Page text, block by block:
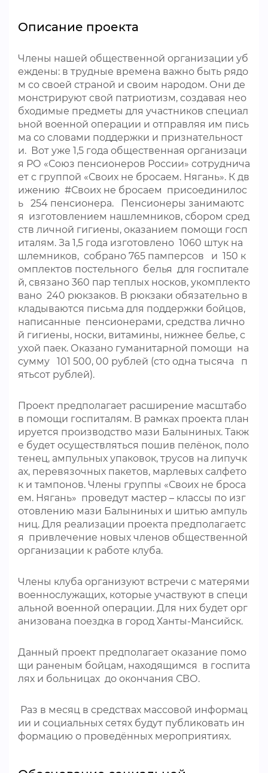
Описание проекта
Члены нашей общественной организации уб
еждены: в трудные времена важно быть рядо
м со своей страной и своим народом. Они де
монстрируют свой патриотизм, создавая нео
бходимые предметы для участников специал
ьной военной операции и отправляя им пись
ма со словами поддержки и признательност
и. Вот уже 1,5 года общественная организаци
я РО «Союз пенсионеров России» сотруднича
ет с группой «Своих не бросаем. Нягань». К дв
ижению #Своих не бросаем присоединилос
ь 254 пенсионера. Пенсионеры занимаютс
я изготовлением нашлемников, сбором сред
ств личной гигиены, оказанием помощи госп
италям. За 1,5 года изготовлено 1060 штук на
шлемников, собрано 765 памперсов и 150 к
омплектов постельного белья для госпитале
й, связано 360 пар теплых носков, укомплекто
вано 240 рюкзаков. В рюкзаки обязательно в
кладываются письма для поддержки бойцов,
написанные пенсионерами, средства лично
й гигиены, носки, витамины, нижнее белье, с
ухой паек. Оказано гуманитарной помощи на
сумму 101 500, 00 рублей (сто одна тысяча п
ятьсот рублей).
Проект предполагает расширение масштабо
в помощи госпиталям. В рамках проекта план
ируется производство мази Балыниных. Такж
е будет осуществляться пошив пелёнок, поло
тенец, ампульных упаковок, трусов на липучк
ах, перевязочных пакетов, марлевых салфето
к и тампонов. Члены группы «Своих не броса
ем. Нягань» проведут мастер – классы по изг
отовлению мази Балыниных и шитью ампуль
ниц. Для реализации проекта предполагаетс
я привлечение новых членов общественной
организации к работе клуба.
Члены клуба организуют встречи с матерями
военнослужащих, которые участвуют в специ
альной военной операции. Для них будет орг
анизована поездка в город Ханты-Мансийск.
Данный проект предполагает оказание помо
щи раненым бойцам, находящимся в госпита
лях и больницах до окончания СВО.
Раз в месяц в средствах массовой информац
ии и социальных сетях будут публиковать ин
формацию о проведённых мероприятиях.